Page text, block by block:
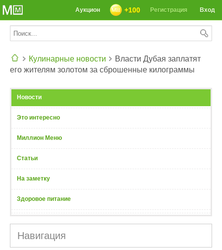
Вход
Регистрация
+100
Аукцион
Кулинарные новости
Власти Дубая заплатят
его жителям золотом за сброшенные килограммы
Новости
Это интересно
Миллион Меню
Статьи
На заметку
Здоровое питание
Навигация